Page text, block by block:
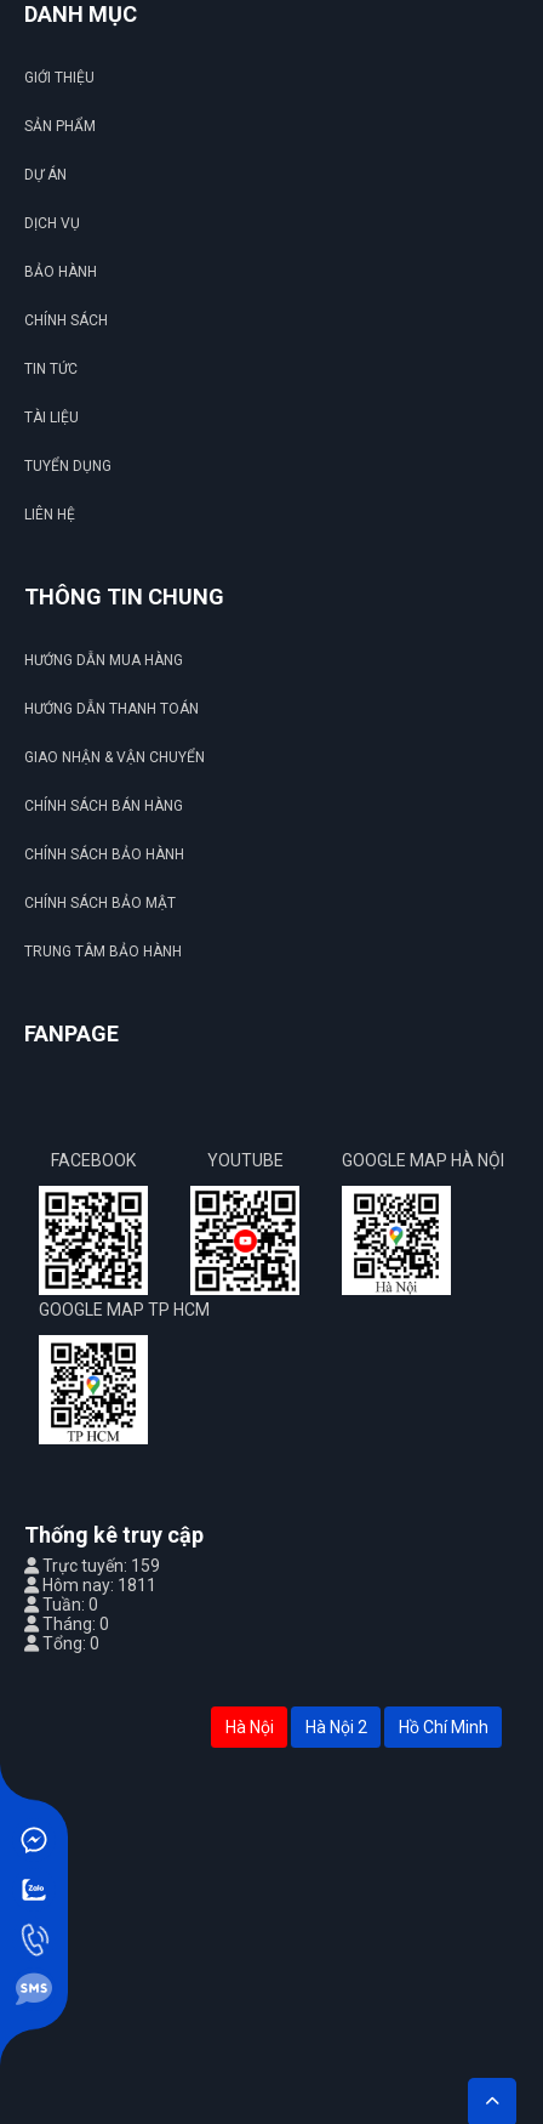
DANH MỤC
GIỚI THIỆU
SẢN PHẨM
DỰ ÁN
DỊCH VỤ
BẢO HÀNH
CHÍNH SÁCH
TIN TỨC
TÀI LIỆU
TUYỂN DỤNG
LIÊN HỆ
THÔNG TIN CHUNG
HƯỚNG DẪN MUA HÀNG
HƯỚNG DẪN THANH TOÁN
GIAO NHẬN & VẬN CHUYỂN
CHÍNH SÁCH BÁN HÀNG
CHÍNH SÁCH BẢO HÀNH
CHÍNH SÁCH BẢO MẬT
TRUNG TÂM BẢO HÀNH
FANPAGE
FACEBOOK YOUTUBE GOOGLE MAP HÀ NỘI
GOOGLE MAP TP HCM
Thống kê truy cập
Trực tuyến: 159
Hôm nay: 1811
Tuần: 0
Tháng: 0
Tổng: 0
Hà Nội Hà Nội 2 Hồ Chí Minh